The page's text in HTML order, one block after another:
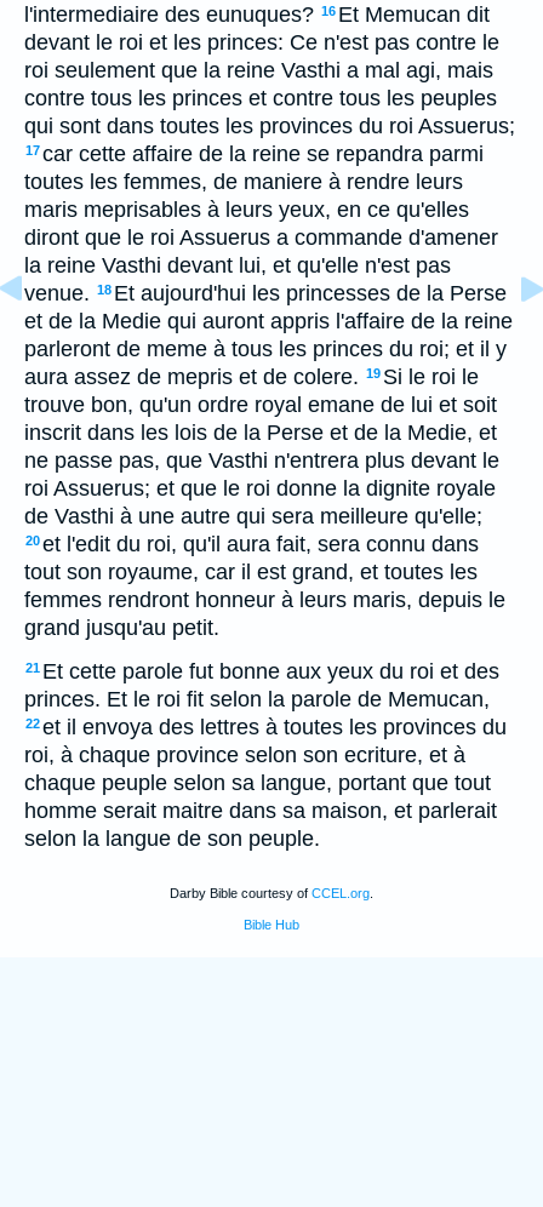
l'intermediaire des eunuques? 16 Et Memucan dit
devant le roi et les princes: Ce n'est pas contre le
roi seulement que la reine Vasthi a mal agi, mais
contre tous les princes et contre tous les peuples
qui sont dans toutes les provinces du roi Assuerus;
17car cette affaire de la reine se repandra parmi
toutes les femmes, de maniere à rendre leurs
maris meprisables à leurs yeux, en ce qu'elles
diront que le roi Assuerus a commande d'amener
la reine Vasthi devant lui, et qu'elle n'est pas
venue. 18 Et aujourd'hui les princesses de la Perse
et de la Medie qui auront appris l'affaire de la reine
parleront de meme à tous les princes du roi; et il y
aura assez de mepris et de colere. 19 Si le roi le
trouve bon, qu'un ordre royal emane de lui et soit
inscrit dans les lois de la Perse et de la Medie, et
ne passe pas, que Vasthi n'entrera plus devant le
roi Assuerus; et que le roi donne la dignite royale
de Vasthi à une autre qui sera meilleure qu'elle;
20et l'edit du roi, qu'il aura fait, sera connu dans
tout son royaume, car il est grand, et toutes les
femmes rendront honneur à leurs maris, depuis le
grand jusqu'au petit.
21 Et cette parole fut bonne aux yeux du roi et des
princes. Et le roi fit selon la parole de Memucan,
22et il envoya des lettres à toutes les provinces du
roi, à chaque province selon son ecriture, et à
chaque peuple selon sa langue, portant que tout
homme serait maitre dans sa maison, et parlerait
selon la langue de son peuple.
Darby Bible courtesy of CCEL.org
Bible Hub